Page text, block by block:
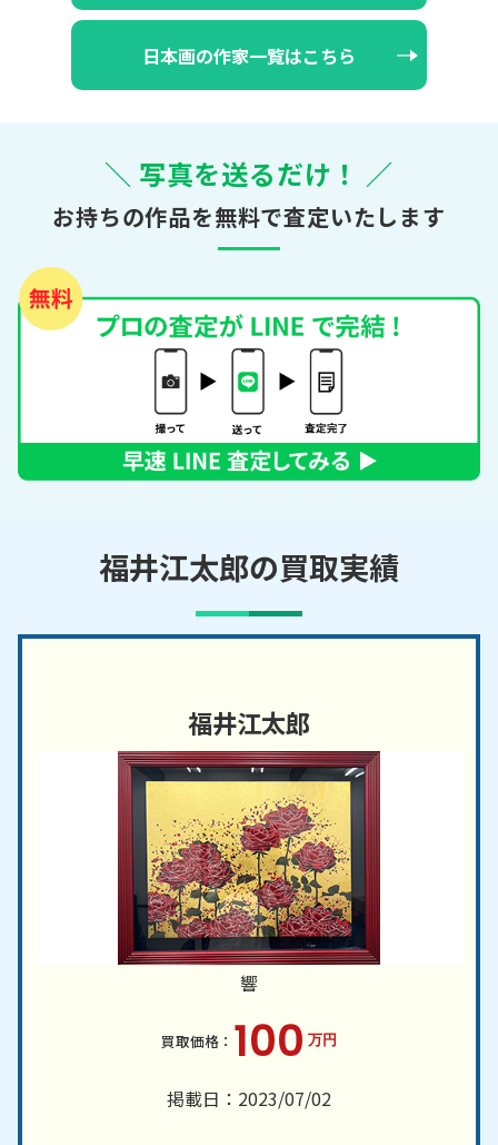
日本画の作家一覧はこちら
＼ 写真を送るだけ！ ／
お持ちの作品を無料で査定いたします
福井江太郎の買取実績
福井江太郎
響
100 万円
掲載日：2023/07/02